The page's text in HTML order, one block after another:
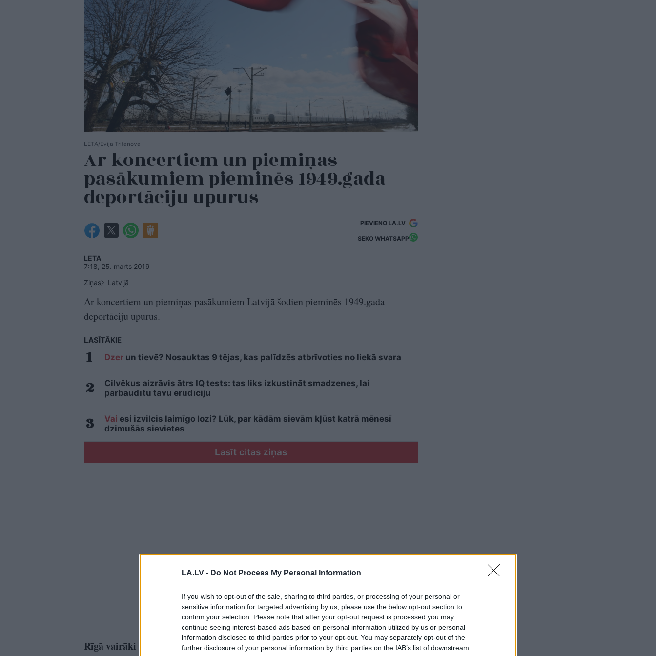
LA.LV - Do Not Process My Personal Information
If you wish to opt-out of the sale, sharing to third parties, or processing of your personal or
sensitive information for targeted advertising by us, please use the below opt-out section to
confirm your selection. Please note that after your opt-out request is processed you may
continue seeing interest-based ads based on personal information utilized by us or personal
information disclosed to third parties prior to your opt-out. You may separately opt-out of the
further disclosure of your personal information by third parties on the IAB’s list of downstream
LETA/Evija Trifanova
Ar koncertiem un piemiņas
pasākumiem pieminēs 1949.gada
deportāciju upurus
PIEVIENO LA.LV
SEKO WHATSAPP
LETA
7:18, 25. marts 2019
Ziņas
Latvijā
Ar koncertiem un piemiņas pasākumiem Latvijā šodien pieminēs 1949.gada
deportāciju upurus.
LASĪTĀKIE
Dzer un tievē? Nosauktas 9 tējas, kas palīdzēs atbrīvoties no liekā svara
Cilvēkus aizrāvis ātrs IQ tests: tas liks izkustināt smadzenes, lai
pārbaudītu tavu erudīciju
Vai esi izvilcis laimīgo lozi? Lūk, par kādām sievām kļūst katrā mēnesī
dzimušās sievietes
Lasīt citas ziņas
Rīgā vairāki koncerti un piemiņas pasākumi